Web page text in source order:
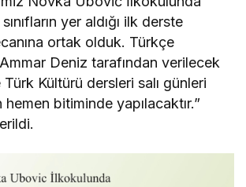
yer aldığı ilk derste
ortak olduk. Türkçe
Deniz tarafından verilecek
Kültürü dersleri salı günleri
bitiminde yapılacaktır.”